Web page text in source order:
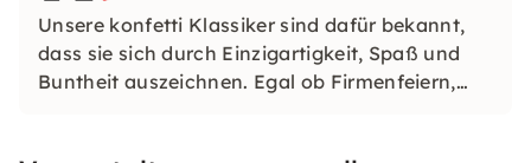
Unsere konfetti Klassiker sind dafür bekannt,
dass sie sich durch Einzigartigkeit, Spaß und
Buntheit auszeichnen. Egal ob Firmenfeiern,